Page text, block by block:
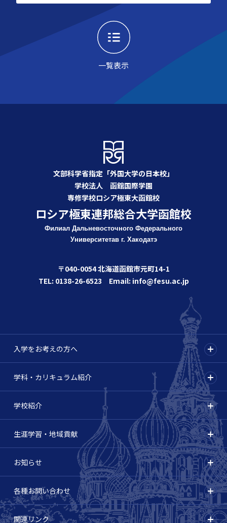
一覧表示
文部科学省指定「外国大学の日本校」
学校法人 函館国際学園
専修学校ロシア極東大函館校
ロシア極東連邦総合大学函館校
Филиал Дальневосточного Федерального
Университетав г. Хакодатэ
〒040-0054 北海道函館市元町14-1
TEL: 0138-26-6523 Email: info@fesu.ac.jp
入学をお考えの方へ
学科・カリキュラム紹介
学校紹介
生涯学習・地域貢献
お知らせ
各種お問い合わせ
関連リンク